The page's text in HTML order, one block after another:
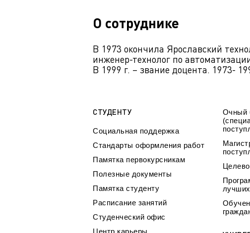
О сотруднике
В 1973 окончила Ярославский
инженер-технолог по
В 1999 г. – звание доцента. 1973-
СТУДЕНТУ
Социальная поддержка
Стандарты оформления работ
Памятка первокурсникам
Полезные документы
Памятка студенту
Расписание занятий
Студенческий офис
Центр карьеры
Очный